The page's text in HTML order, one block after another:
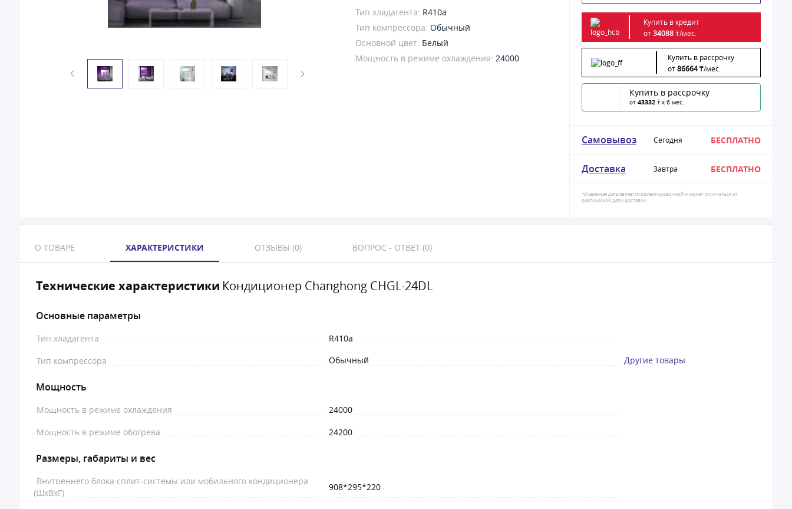
Тип хладагента: R410a
Тип компрессора: Обычный
Основной цвет: Белый
Мощность в режиме охлаждения: 24000
Купить в кредит
от34088₸/мес.
Купить в рассрочку
от86664₸/мес.
Купить в рассрочку
от 43332 ₸ x 6 мес.
Самовывоз Сегодня БЕСПЛАТНО
Доставка Завтра БЕСПЛАТНО
*Указанная дата является ориентировочной и может отличаться от
фактической даты доставки
О ТОВАРЕ ХАРАКТЕРИСТИКИ ОТЗЫВЫ (0) ВОПРОС - ОТВЕТ (0)
Технические характеристики Кондиционер Changhong CHGL-24DL
Основные параметры
Тип хладагента
R410a
Тип компрессора
Обычный Другие товары
Мощность
Мощность в режиме охлаждения
24000
Мощность в режиме обогрева
24200
Размеры, габариты и вес
Внутреннего блока сплит-системы или мобильного кондиционера
(ШxВxГ)
908*295*220